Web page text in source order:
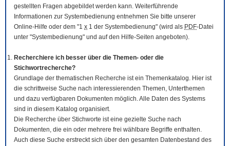
gestellten Fragen abgebildet werden kann. Weiterführende
Informationen zur Systembedienung entnehmen Sie bitte unserer
Online-Hilfe oder dem "1 x 1 der Systembedienung" (wird als PDF-Datei
unter "Systembedienung" und auf den Hilfe-Seiten angeboten).
Recherchiere ich besser über die Themen- oder die
Stichwortrecherche?
Grundlage der thematischen Recherche ist ein Themenkatalog. Hier ist
die schrittweise Suche nach interessierenden Themen, Unterthemen
und dazu verfügbaren Dokumenten möglich. Alle Daten des Systems
sind in diesem Katalog organisiert.
Die Recherche über Stichworte ist eine gezielte Suche nach
Dokumenten, die ein oder mehrere frei wählbare Begriffe enthalten.
Auch diese Suche erstreckt sich über den gesamten Datenbestand des